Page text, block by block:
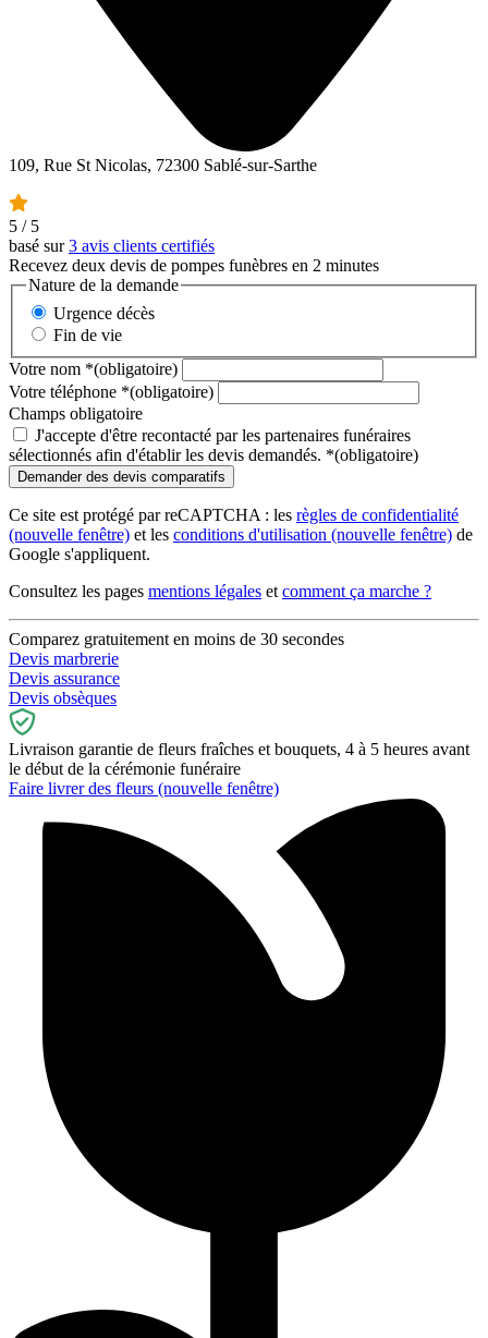
109, Rue St Nicolas, 72300 Sablé-sur-Sarthe
5 / 5
basé sur3 avis clients certifiés
Recevez deux devis de pompes funèbres en 2 minutes
Nature de la demande
Urgence décès
Fin de vie
Votre nom *(obligatoire)
Votre téléphone *(obligatoire)
Champs obligatoire
J'accepte d'être recontacté par les partenaires funéraires
sélectionnés afin d'établir les devis demandés. *(obligatoire)
Ce site est protégé par reCAPTCHA : les règles de confidentialité
(nouvelle fenêtre) et les conditions d'utilisation (nouvelle fenêtre) de
Google s'appliquent.
Consultez les pages mentions légales et comment ça marche ?
Comparez gratuitement en moins de 30 secondes
Devis marbrerie
Devis assurance
Devis obsèques
Livraison garantie de fleurs fraîches et bouquets, 4 à 5 heures avant
le début de la cérémonie funéraire
Faire livrer des fleurs (nouvelle fenêtre)